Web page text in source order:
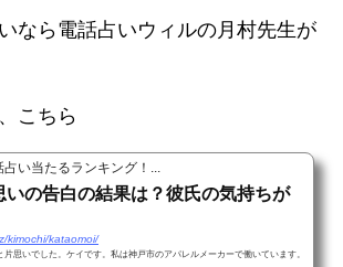
なら電話占いウィルの月村先生が
こちら
占い当たるランキング！...
いの告白の結果は？彼氏の気持ちが
kimochi/kataomoi/
思いでした。ケイです。私は神戸市のアパレルメーカーで働いています。